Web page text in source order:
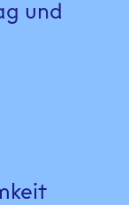
und